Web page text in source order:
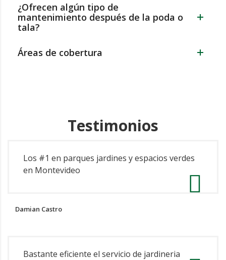
¿Ofrecen algún tipo de
mantenimiento después de la poda o
tala?
Áreas de cobertura
Testimonios
Los #1 en parques jardines y espacios verdes
en Montevideo
Damian Castro
Bastante eficiente el servicio de jardineria